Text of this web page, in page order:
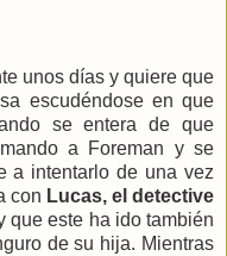
unos días y quiere que
escudéndose en que
se entera de que
a Foreman y se
a intentarlo de una vez
con Lucas, el detective
que este ha ido también
de su hija. Mientras